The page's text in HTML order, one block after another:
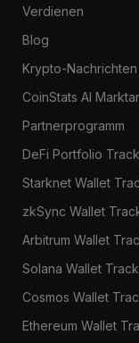
Verdienen
Blog
Krypto-Nachrichten
CoinStats AI
Partnerprogramm
DeFi Portfolio
Starknet Wallet
zkSync Wallet
Arbitrum Wallet
Solana Wallet
Cosmos Wallet
Ethereum Wallet